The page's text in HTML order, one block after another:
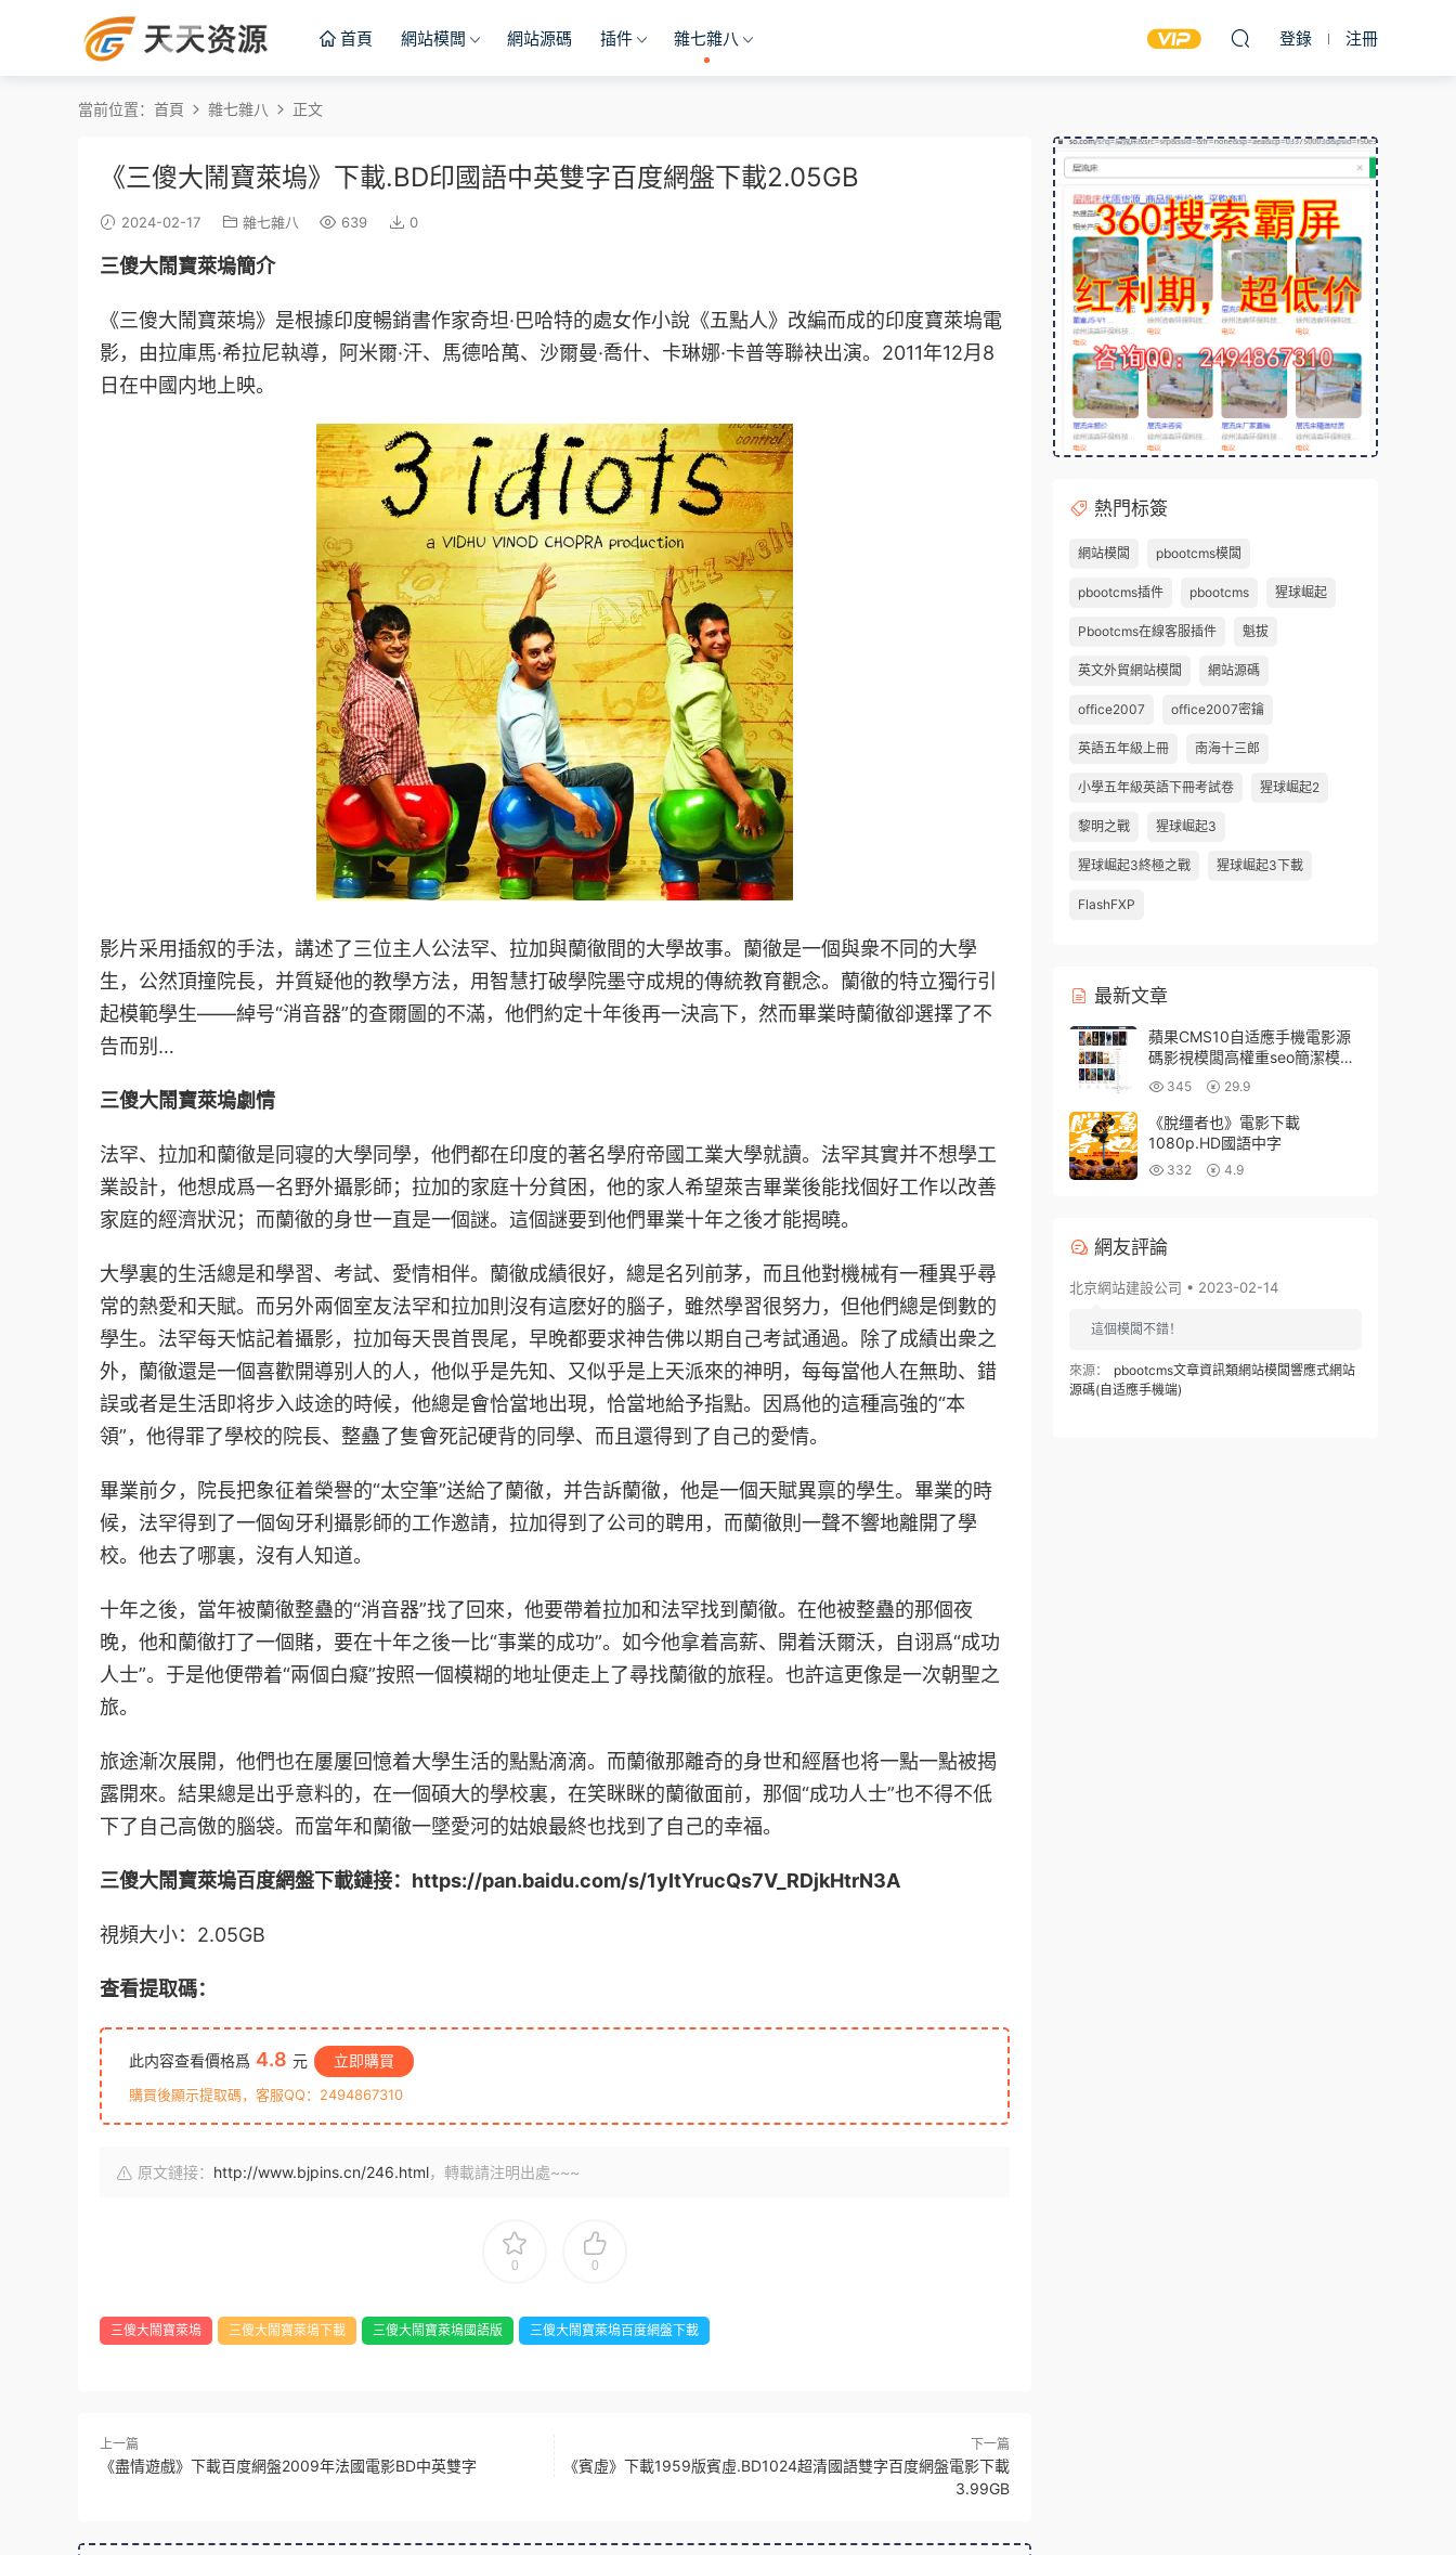
首頁 網站模闆 網站源碼 插件 雜七雜八 登錄 注冊
當前位置： 首頁 雜七雜八 正文
《三傻大鬧寶萊塢》下載.BD印國語中英雙字百度網盤下載2.05GB
2024-02-17 雜七雜八 639 0
三傻大鬧寶萊塢簡介
《三傻大鬧寶萊塢》是根據印度暢銷書作家奇坦·巴哈特的處女作小說《五點人》改編而成的印度寶萊塢電
影，由拉庫馬·希拉尼執導，阿米爾·汗、馬德哈萬、沙爾曼·喬什、卡琳娜·卡普等聯袂出演。2011年12月8
日在中國内地上映。
影片采用插叙的手法，講述了三位主人公法罕、拉加與蘭徹間的大學故事。蘭徹是一個與衆不同的大學
生，公然頂撞院長，并質疑他的教學方法，用智慧打破學院墨守成規的傳統教育觀念。蘭徹的特立獨行引
起模範學生——綽号“消音器”的查爾圖的不滿，他們約定十年後再一決高下，然而畢業時蘭徹卻選擇了不
告而别…
三傻大鬧寶萊塢劇情
法罕、拉加和蘭徹是同寝的大學同學，他們都在印度的著名學府帝國工業大學就讀。法罕其實并不想學工
業設計，他想成爲一名野外攝影師；拉加的家庭十分貧困，他的家人希望萊吉畢業後能找個好工作以改善
家庭的經濟狀況；而蘭徹的身世一直是一個謎。這個謎要到他們畢業十年之後才能揭曉。
大學裏的生活總是和學習、考試、愛情相伴。蘭徹成績很好，總是名列前茅，而且他對機械有一種異乎尋
常的熱愛和天賦。而另外兩個室友法罕和拉加則沒有這麽好的腦子，雖然學習很努力，但他們總是倒數的
學生。法罕每天惦記着攝影，拉加每天畏首畏尾，早晚都要求神告佛以期自己考試通過。除了成績出衆之
外，蘭徹還是一個喜歡開導别人的人，他似乎是先知、又似乎是上天派來的神明，每每當他人在無助、錯
誤或者是生活即将步入歧途的時候，他總是會恰當地出現，恰當地給予指點。因爲他的這種高強的“本
領”，他得罪了學校的院長、整蠱了隻會死記硬背的同學、而且還得到了自己的愛情。
畢業前夕，院長把象征着榮譽的“太空筆”送給了蘭徹，并告訴蘭徹，他是一個天賦異禀的學生。畢業的時
候，法罕得到了一個匈牙利攝影師的工作邀請，拉加得到了公司的聘用，而蘭徹則一聲不響地離開了學
校。他去了哪裏，沒有人知道。
十年之後，當年被蘭徹整蠱的“消音器”找了回來，他要帶着拉加和法罕找到蘭徹。在他被整蠱的那個夜
晚，他和蘭徹打了一個賭，要在十年之後一比“事業的成功”。如今他拿着高薪、開着沃爾沃，自诩爲“成功
人士”。于是他便帶着“兩個白癡”按照一個模糊的地址便走上了尋找蘭徹的旅程。也許這更像是一次朝聖之
旅。
旅途漸次展開，他們也在屢屢回憶着大學生活的點點滴滴。而蘭徹那離奇的身世和經曆也将一點一點被揭
露開來。結果總是出乎意料的，在一個碩大的學校裏，在笑眯眯的蘭徹面前，那個“成功人士”也不得不低
下了自己高傲的腦袋。而當年和蘭徹一墜愛河的姑娘最終也找到了自己的幸福。
三傻大鬧寶萊塢百度網盤下載鏈接：https://pan.baidu.com/s/1yItYrucQs7V_RDjkHtrN3A
視頻大小：2.05GB
查看提取碼：
此内容查看價格爲 4.8 元 立即購買
購買後顯示提取碼，客服QQ：2494867310
原文鏈接： http://www.bjpins.cn/246.html，轉載請注明出處~~~
0 0
三傻大鬧寶萊塢 三傻大鬧寶萊塢下載 三傻大鬧寶萊塢國語版 三傻大鬧寶萊塢百度網盤下載
上一篇
《盡情遊戲》下載百度網盤2009年法國電影BD中英雙字
下一篇
《賓虛》下載1959版賓虛.BD1024超清國語雙字百度網盤電影下載
3.99GB
熱門标簽
網站模闆 pbootcms模闆
pbootcms插件 pbootcms 猩球崛起
Pbootcms在線客服插件 魁拔
英文外貿網站模闆 網站源碼
office2007 office2007密鑰
英語五年級上冊 南海十三郎
小學五年級英語下冊考試卷 猩球崛起2
黎明之戰 猩球崛起3
猩球崛起3終極之戰 猩球崛起3下載
FlashFXP
最新文章
蘋果CMS10自适應手機電影源
碼影視模闆高權重seo簡潔模改
闆 345 29.9
《脫缰者也》電影下載
1080p.HD國語中字
332 4.9
網友評論
北京網站建設公司 • 2023-02-14
這個模闆不錯！
來源：
pbootcms文章資訊類網站模闆響應式網站
源碼(自适應手機端)